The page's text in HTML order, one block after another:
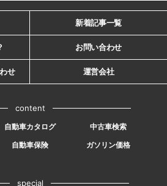
新着記事一覧
お問い合わせ
せ 運営会社
content
自動車カタログ
中古車検索
自動車保険 ガソリン価格
special